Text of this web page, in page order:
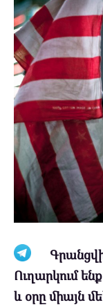
Ուղարկում
և օրը միայն